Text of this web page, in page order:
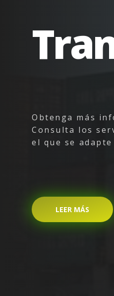
Obtenga más
Consulta los
el que se
LEER MÁS